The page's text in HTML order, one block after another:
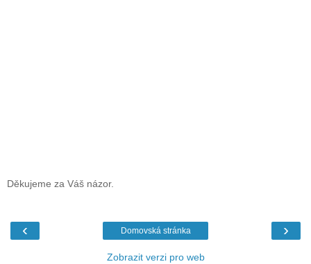
Děkujeme za Váš názor.
‹ ›
Domovská stránka
Zobrazit verzi pro web